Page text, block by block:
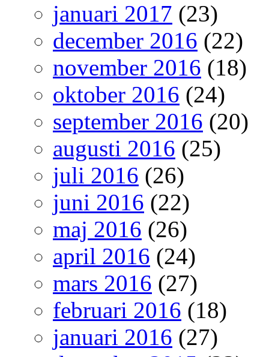
januari 2017 (23)
december 2016 (22)
november 2016 (18)
oktober 2016 (24)
september 2016 (20)
augusti 2016 (25)
juli 2016 (26)
juni 2016 (22)
maj 2016 (26)
april 2016 (24)
mars 2016 (27)
februari 2016 (18)
januari 2016 (27)